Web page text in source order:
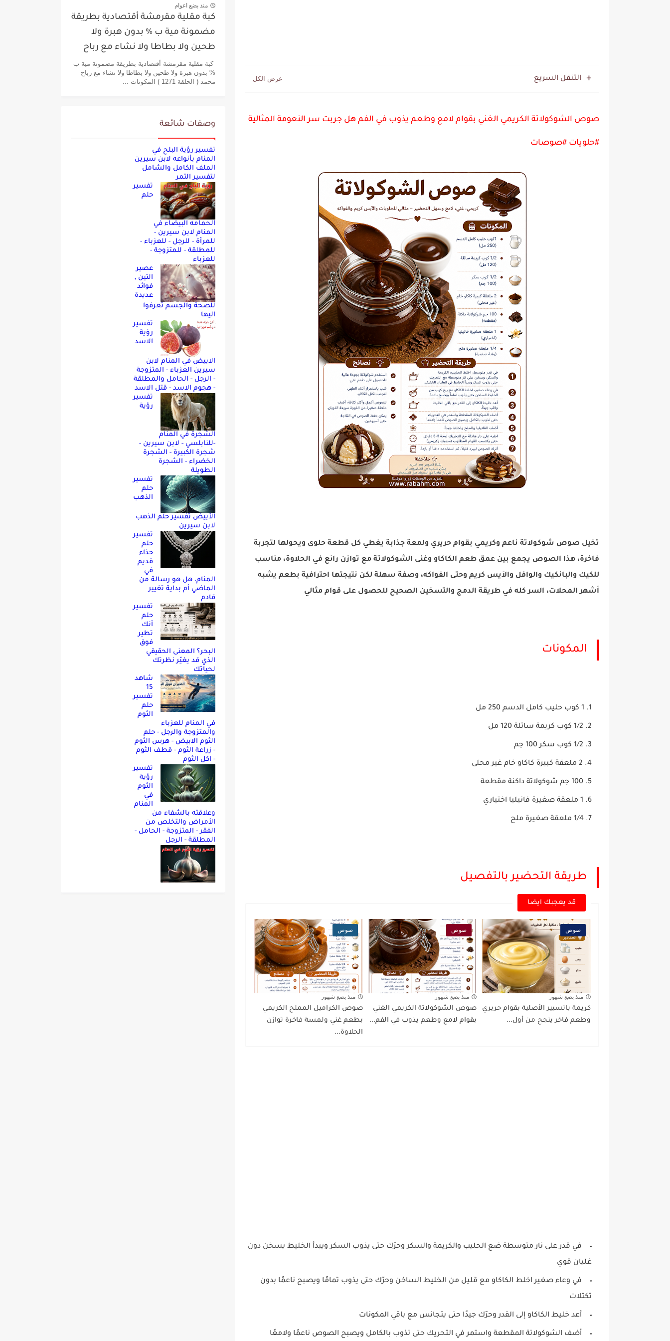
التنقل السريع
صوص الشوكولاتة الكريمي الغني بقوام لامع وطعم يذوب في الفم هل جربت سر النعومة المثالية
#حلويات #صوصات
تخيل صوص شوكولاتة ناعم وكريمي بقوام حريري ولمعة جذابة يغطي كل قطعة حلوى ويحولها لتجربة
فاخرة، هذا الصوص يجمع بين عمق طعم الكاكاو وغنى الشوكولاتة مع توازن رائع في الحلاوة، مناسب
للكيك والبانكيك والوافل والآيس كريم وحتى الفواكه، وصفة سهلة لكن نتيجتها احترافية بطعم يشبه
أشهر المحلات، السر كله في طريقة الدمج والتسخين الصحيح للحصول على قوام مثالي
المكونات
1 كوب حليب كامل الدسم 250 مل
1/2 كوب كريمة سائلة 120 مل
1/2 كوب سكر 100 جم
2 ملعقة كبيرة كاكاو خام غير محلى
100 جم شوكولاتة داكنة مقطعة
1 ملعقة صغيرة فانيليا اختياري
1/4 ملعقة صغيرة ملح
طريقة التحضير بالتفصيل
قد يعجبك ايضا
صوص
منذ بضع شهور
كريمة باتسيير الأصلية بقوام حريري
وطعم فاخر ينجح من أول...
صوص
منذ بضع شهور
صوص الشوكولاتة الكريمي الغني
بقوام لامع وطعم يذوب في الفم...
صوص
منذ بضع شهور
صوص الكراميل المملح الكريمي
بطعم غني ولمسة فاخرة توازن
الحلاوة...
في قدر على نار متوسطة ضع الحليب والكريمة والسكر وحرّك حتى يذوب السكر ويبدأ الخليط يسخن دون
غليان قوي
في وعاء صغير اخلط الكاكاو مع قليل من الخليط الساخن وحرّك حتى يذوب تمامًا ويصبح ناعمًا بدون
تكتلات
أعد خليط الكاكاو إلى القدر وحرّك جيدًا حتى يتجانس مع باقي المكونات
أضف الشوكولاتة المقطعة واستمر في التحريك حتى تذوب بالكامل ويصبح الصوص ناعمًا ولامعًا
منذ بضع اعوام
كبة مقلية مقرمشة أقتصادية بطريقة
مضمونة مية ب % بدون هبرة ولا
طحين ولا بطاطا ولا نشاء مع رباح
محمد
كبة مقلية مقرمشة أقتصادية بطريقة مضمونة مية ب
% بدون هبرة ولا طحين ولا بطاطا ولا نشاء مع رباح
محمد ( الحلقة 1271 ) المكونات ...
وصفات شائعة
تفسير رؤية البلح في
المنام بأنواعه لابن سيرين
الملف الكامل والشامل
لتفسير التمر
تفسير
حلم
الحمامه البيضاء في
المنام لابن سيرين -
للمرأة - للرجل - للعزباء -
للمطلقة - للمتزوجة -
للعزباء
عصير
التين ,
فوائد
عديدة
للصحة والجسم تعرفوا
اليها
تفسير
رؤية
الاسد
الابيض في المنام لابن
سيرين العزباء - المتزوجة
- الرجل - الحامل والمطلقة
- هجوم الاسد - قتل الاسد
تفسير
رؤية
الشجرة في المنام
-للنابلسي - لابن سيرين -
شجرة الكبيرة - الشجرة
الخضراء - الشجرة
الطويلة
تفسير
حلم
الذهب
الأبيض تفسير حلم الذهب
لابن سيرين
تفسير
حلم
حذاء
قديم
في
المنام، هل هو رسالة من
الماضي أم بداية تغيير
قادم
تفسير
حلم
أنك
تطير
فوق
البحر؟ المعنى الحقيقي
الذي قد يغيّر نظرتك
لحياتك
شاهد
15
تفسير
حلم
الثوم
في المنام للعزباء
والمتزوجة والرجل - حلم
الثوم الابيض - هرس الثوم
- زراعة الثوم - قطف الثوم
- اكل الثوم
تفسير
رؤية
الثوم
في
المنام
وعلاقته بالشفاء من
الأمراض والتخلص من
الفقر - المتزوجة - الحامل -
المطلقة - الرجل